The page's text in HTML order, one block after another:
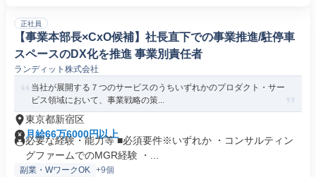
正社員
【事業本部長×CxO候補】社長直下での事業推進/駐停車
スペースのDX化を推進 事業別責任者
ランディット株式会社
当社が展開する７つのサービスのうちいずれかのプロダクト・サー
ビス領域において、事業戦略の策...
東京都新宿区
月給66万6000円以上
必要な経験・能力等 ■必須要件※いずれか ・コンサルティン
グファームでのMGR経験 ・...
副業・WワークOK +9個